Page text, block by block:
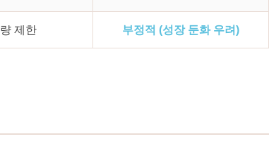
제한 부정적 (성장 둔화 우려)